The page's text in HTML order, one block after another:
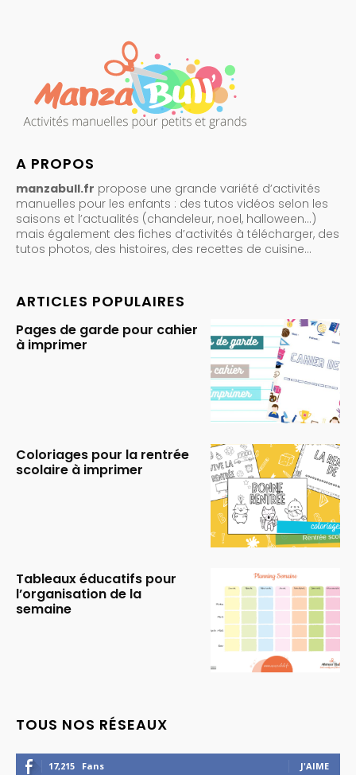
A PROPOS
manzabull.fr propose une grande variété d’activités
manuelles pour les enfants : des tutos vidéos selon les
saisons et l’actualités (chandeleur, noel, halloween…)
mais également des fiches d’activités à télécharger, des
tutos photos, des histoires, des recettes de cuisine…
ARTICLES POPULAIRES
Pages de garde pour cahier
à imprimer
Coloriages pour la rentrée
scolaire à imprimer
Tableaux éducatifs pour
l’organisation de la
semaine
TOUS NOS RÉSEAUX
17,215 Fans J'AIME